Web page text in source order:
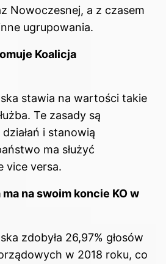
Nowoczesnej, a z czasem
ugrupowania.
Koalicja
stawia na wartości takie
Te zasady są
i stanowią
ma służyć
vice versa.
na swoim koncie KOw
zdobyła 26,97% głosów
w 2018 roku, co